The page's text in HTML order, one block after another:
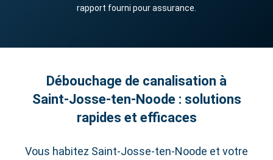
rapport fourni pour assurance.
Débouchage de canalisation à
Saint‑Josse‑ten‑Noode : solutions
rapides et efficaces
Vous habitez Saint‑Josse‑ten‑Noode et votre